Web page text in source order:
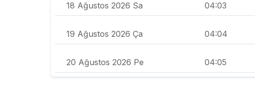
18 Ağustos 2026 Sa 04:03
19 Ağustos 2026 Ça 04:04
20 Ağustos 2026 Pe 04:05